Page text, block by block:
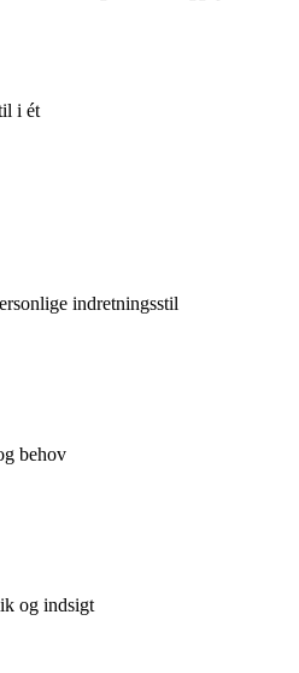
i ét
indretningsstil
behov
og indsigt